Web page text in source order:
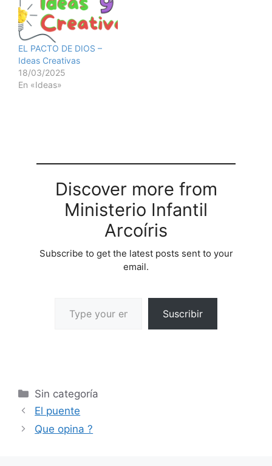
EL PACTO DE DIOS –
Ideas Creativas
18/03/2025
En «Ideas»
Discover more from
Ministerio Infantil
Arcoíris
Subscribe to get the latest posts sent to your
email.
Suscribir
Sin categoría
El puente
Que opina ?